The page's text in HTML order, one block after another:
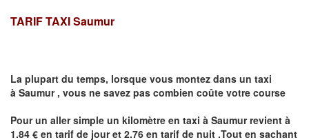
TARIF TAXI Saumur
La plupart du temps, lorsque vous montez dans un taxi
à Saumur, vous ne savez pas combien coûte votre course
Pour un aller simple un kilomètre en taxi à Saumurrevient à
1.84 € en tarif de jour et 2.76 en tarif de nuit .Tout en sachant